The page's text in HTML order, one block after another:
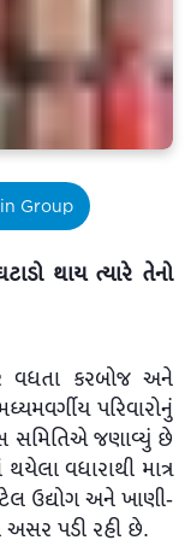
Group
થાય ત્યારે તેનો
વધતા કરબોજ અને
પરિવારોનું
સમિતિએ જણાવ્યું છે
વધારાથી માત્ર
ઉદ્યોગ અને ખાણી-
પડી રહી છે.